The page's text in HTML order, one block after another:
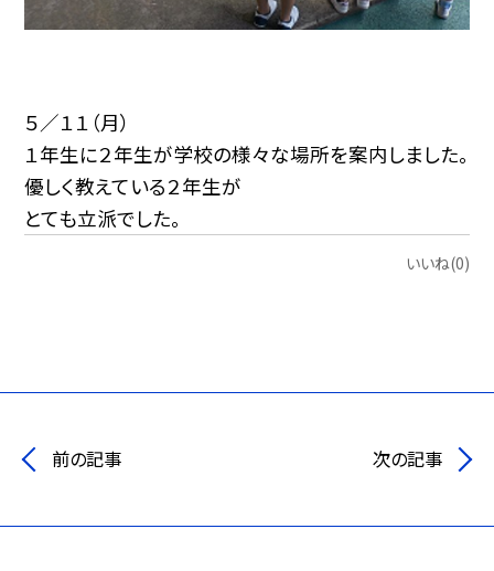
５／１１（月）
１年生に２年生が学校の様々な場所を案内しました。
優しく教えている２年生が
とても立派でした。
いいね(0)
前の記事 次の記事